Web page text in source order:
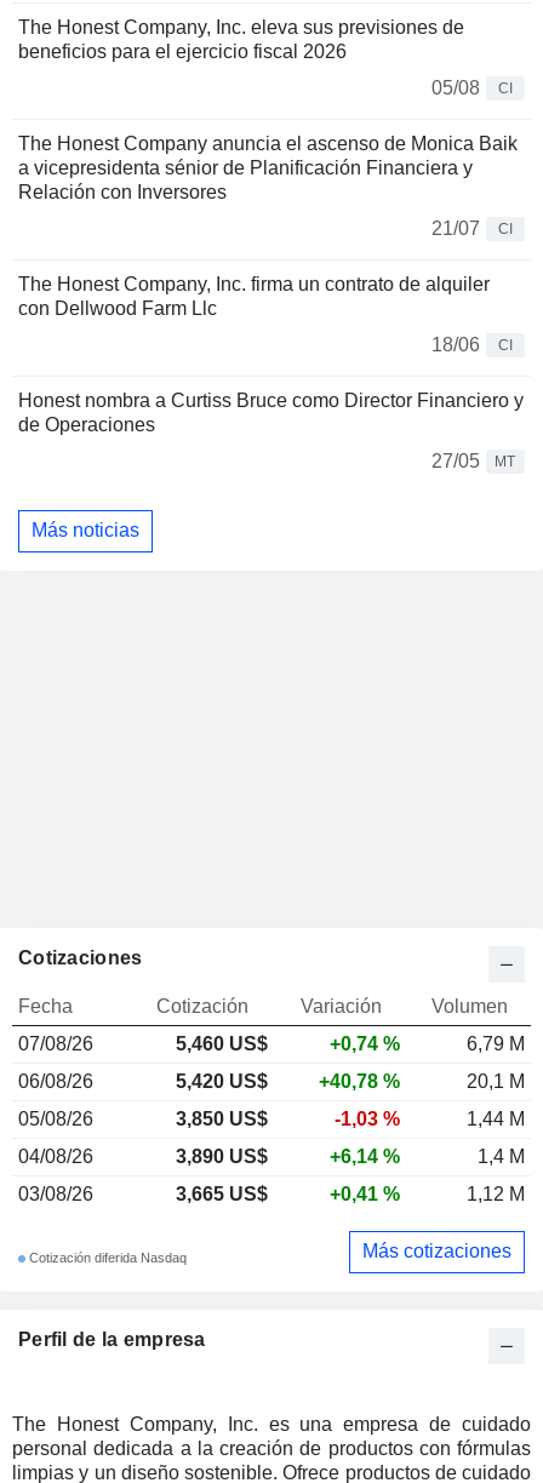
The Honest Company, Inc. eleva sus previsiones de
beneficios para el ejercicio fiscal 2026
05/08
CI
The Honest Company anuncia el ascenso de Monica Baik
a vicepresidenta sénior de Planificación Financiera y
Relación con Inversores
21/07
CI
The Honest Company, Inc. firma un contrato de alquiler
con Dellwood Farm Llc
18/06
CI
Honest nombra a Curtiss Bruce como Director Financiero y
de Operaciones
27/05
MT
Más noticias
Perfil de la empresa
The Honest Company, Inc. es una empresa de cuidado
personal dedicada a la creación de productos con fórmulas
limpias y un diseño sostenible. Ofrece productos de cuidado
Cotizaciones
Fecha Cotización Variación
Volumen
07/08/26
5,460 US$ +0,74 %
6,79 M
06/08/26
5,420 US$ +40,78 %
20,1 M
05/08/26
3,850 US$ -1,03 %
1,44 M
04/08/26
3,890 US$ +6,14 %
1,4 M
03/08/26
3,665 US$ +0,41 % 1,12 M
Cotización diferida Nasdaq Más cotizaciones